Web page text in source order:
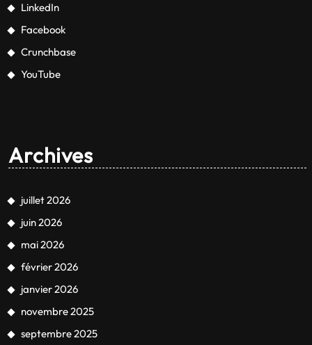
LinkedIn
Facebook
Crunchbase
YouTube
Archives
juillet 2026
juin 2026
mai 2026
février 2026
janvier 2026
novembre 2025
septembre 2025